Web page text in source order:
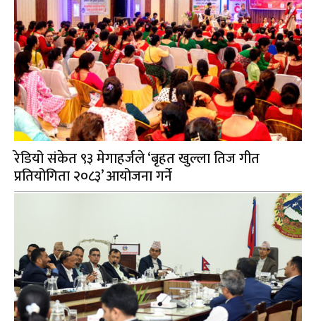
रेडियो संकेत ९३ मेगाहर्जले ‘बृहत खुल्ला तिज गीत
प्रतियोगिता २०८३’ आयोजना गर्ने